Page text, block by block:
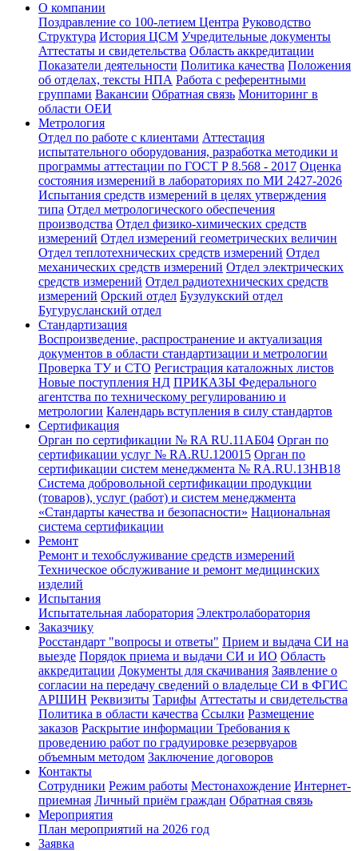
О компании
Поздравление со 100-летием Центра Руководство
Структура История ЦСМ Учредительные документы
Аттестаты и свидетельства Область аккредитации
Показатели деятельности Политика качества Положения
об отделах, тексты НПА Работа с референтными
группами Вакансии Обратная связь Мониторинг в
области ОЕИ
Метрология
Отдел по работе с клиентами Аттестация
испытательного оборудования, разработка методики и
программы аттестации по ГОСТ Р 8.568 - 2017 Оценка
состояния измерений в лабораториях по МИ 2427-2026
Испытания средств измерений в целях утверждения
типа Отдел метрологического обеспечения
производства Отдел физико-химических средств
измерений Отдел измерений геометрических величин
Отдел теплотехнических средств измерений Отдел
механических средств измерений Отдел электрических
средств измерений Отдел радиотехнических средств
измерений Орский отдел Бузулукский отдел
Бугурусланский отдел
Стандартизация
Воспроизведение, распространение и актуализация
документов в области стандартизации и метрологии
Проверка ТУ и СТО Регистрация каталожных листов
Новые поступления НД ПРИКАЗЫ Федерального
агентства по техническому регулированию и
метрологии Календарь вступления в силу стандартов
Сертификация
Орган по сертификации № RA RU.11АБ04 Орган по
сертификации услуг № RA.RU.120015 Орган по
сертификации систем менеджмента № RA.RU.13HB18
Система добровольной сертификации продукции
(товаров), услуг (работ) и систем менеджмента
«Стандарты качества и безопасности» Национальная
система сертификации
Ремонт
Ремонт и техобслуживание средств измерений
Техническое обслуживание и ремонт медицинских
изделий
Испытания
Испытательная лаборатория Электролаборатория
Заказчику
Росстандарт "вопросы и ответы" Прием и выдача СИ на
выезде Порядок приема и выдачи СИ и ИО Область
аккредитации Документы для скачивания Заявление о
согласии на передачу сведений о владельце СИ в ФГИС
АРШИН Реквизиты Тарифы Аттестаты и свидетельства
Политика в области качества Ссылки Размещение
заказов Раскрытие информации Требования к
проведению работ по градуировке резервуаров
объемным методом Заключение договоров
Контакты
Сотрудники Режим работы Местонахождение Интернет-
приемная Личный приём граждан Обратная связь
Мероприятия
План мероприятий на 2026 год
Заявка